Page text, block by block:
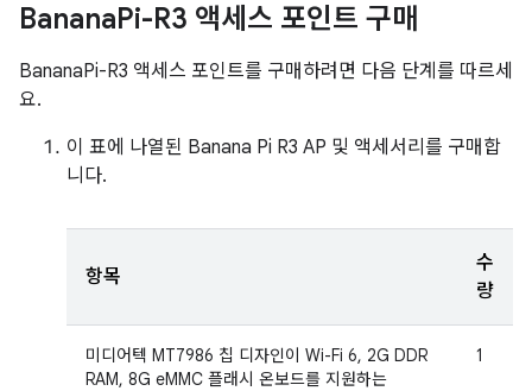
BananaPi-R3 액세스 포인트 구매
BananaPi-R3 액세스 포인트를 구매하려면 다음 단계를 따르세
요.
이 표에 나열된 Banana Pi R3 AP 및 액세서리를 구매합
니다.
항목
수
량
미디어텍 MT7986 칩 디자인이 Wi-Fi 6, 2G DDR
RAM, 8G eMMC 플래시 온보드를 지원하는
1